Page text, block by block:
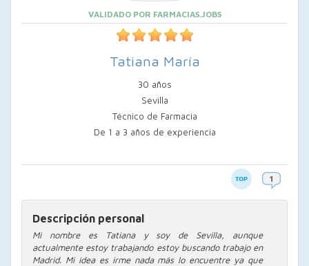
VALIDADO POR FARMACIAS.JOBS
Tatiana María
30 años
Sevilla
Técnico de Farmacia
De 1 a 3 años de experiencia
Descripción personal
Mi nombre es Tatiana y soy de Sevilla, aunque
actualmente estoy trabajando estoy buscando trabajo en
Madrid. Mi idea es irme nada más lo encuentre ya que